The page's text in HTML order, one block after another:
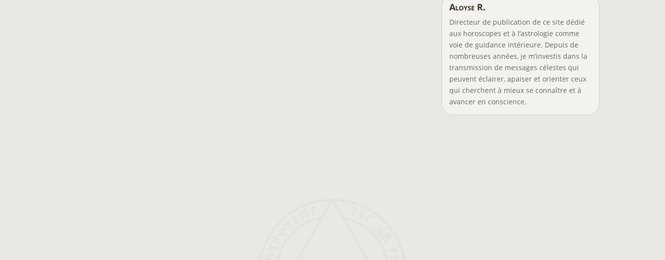
Aloyse R.
Directeur de publication de ce site dédié
aux horoscopes et à l’astrologie comme
voie de guidance intérieure. Depuis de
nombreuses années, je m’investis dans la
transmission de messages célestes qui
peuvent éclairer, apaiser et orienter ceux
qui cherchent à mieux se connaître et à
avancer en conscience.